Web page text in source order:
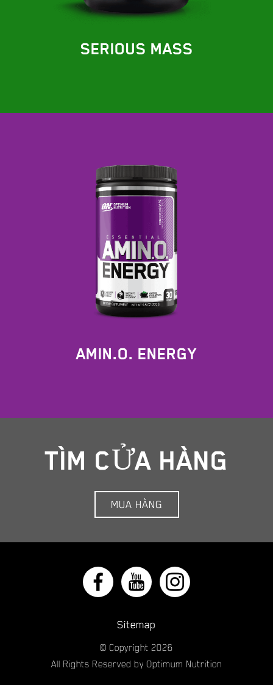
SERIOUS MASS
AMIN.O. ENERGY
TÌM CỬA HÀNG
MUA HÀNG
Sitemap
© Copyright 2026
All Rights Reserved by Optimum Nutrition